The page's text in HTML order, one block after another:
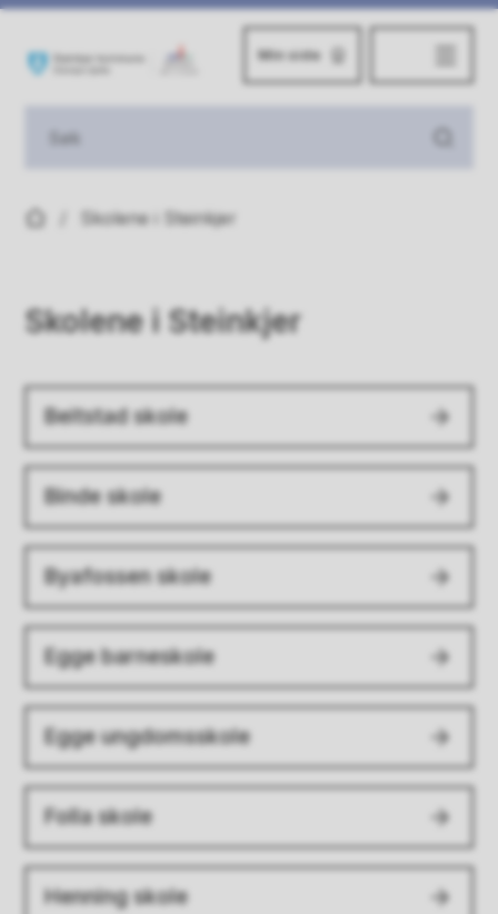
Steinkjer kommune
Min side
Du er her:Skolene i Steinkjer
Skolene i Steinkjer
Beitstad skole
Binde skole
Byafossen skole
Egge barneskole
Egge ungdomsskole
Folla skole
Henning skole